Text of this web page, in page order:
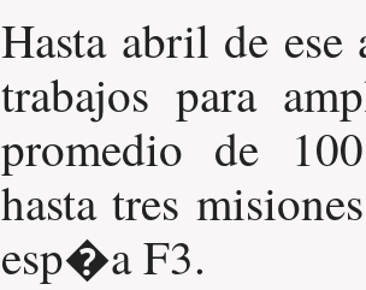
Hasta abril de
trabajos para
promedio de
hasta tres
esp�a F3.